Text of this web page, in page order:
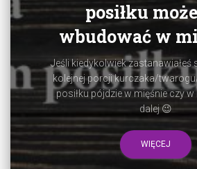
posiłku
wbudować w
Jeśli kiedykolwiek zastanawiałeś
kolejnej porcji kurczaka/
posiłku pójdzie w mięśnie czy
dalej 😉
WIĘCEJ